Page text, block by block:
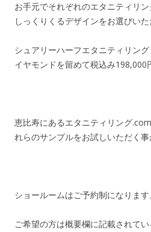
お手元でそれぞれのエタニティリ
しっくりくるデザインをお選びいた
シュアリーハーフエタニティリン
イヤモンドを留めて税込み198,000
恵比寿にあるエタニティリング
れらのサンプルをお試しいただく事
ショールームはご予約制になります
ご希望の方は概要欄に記載されて